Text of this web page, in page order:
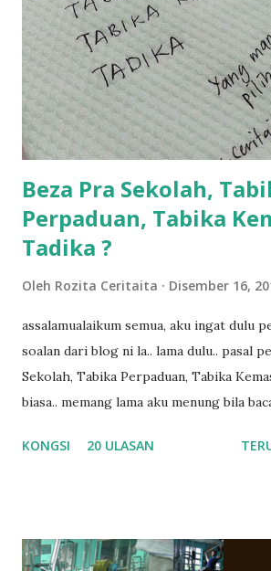
dalam... dan kebiasanya bagi anak 4
bahagi lah siapa nak pimpin siapa... dan
dukung adik hadi sambil pimpin kakak
ngah dengan abg long terserah pada
kalau ikut anak-anak semua nak ummi
ba...
Beza Pra Sekolah,
Perpaduan, Tabika
Tadika ?
Oleh Rozita Ceritaita Disember 16,
assalamualaikum semua, aku ingat dulu
soalan dari blog ni la.. lama dulu.. pasal
Sekolah, Tabika Perpaduan, Tabika
biasa.. memang lama aku menung bila
ko.. masa tu aku baru je ada anak sorang
tanya sapa-sapa pun masa tu.. bila fikir-
KONGSI 20 ULASAN